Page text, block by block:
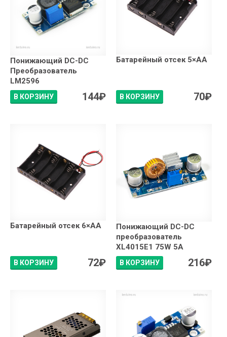
Понижающий DC-DC
Преобразователь
LM2596
В КОРЗИНУ 144₽
Батарейный отсек 5×АА
В КОРЗИНУ 70₽
Батарейный отсек 6×АA
В КОРЗИНУ 72₽
Понижающий DC-DC
преобразователь
XL4015E1 75W 5А
В КОРЗИНУ 216₽